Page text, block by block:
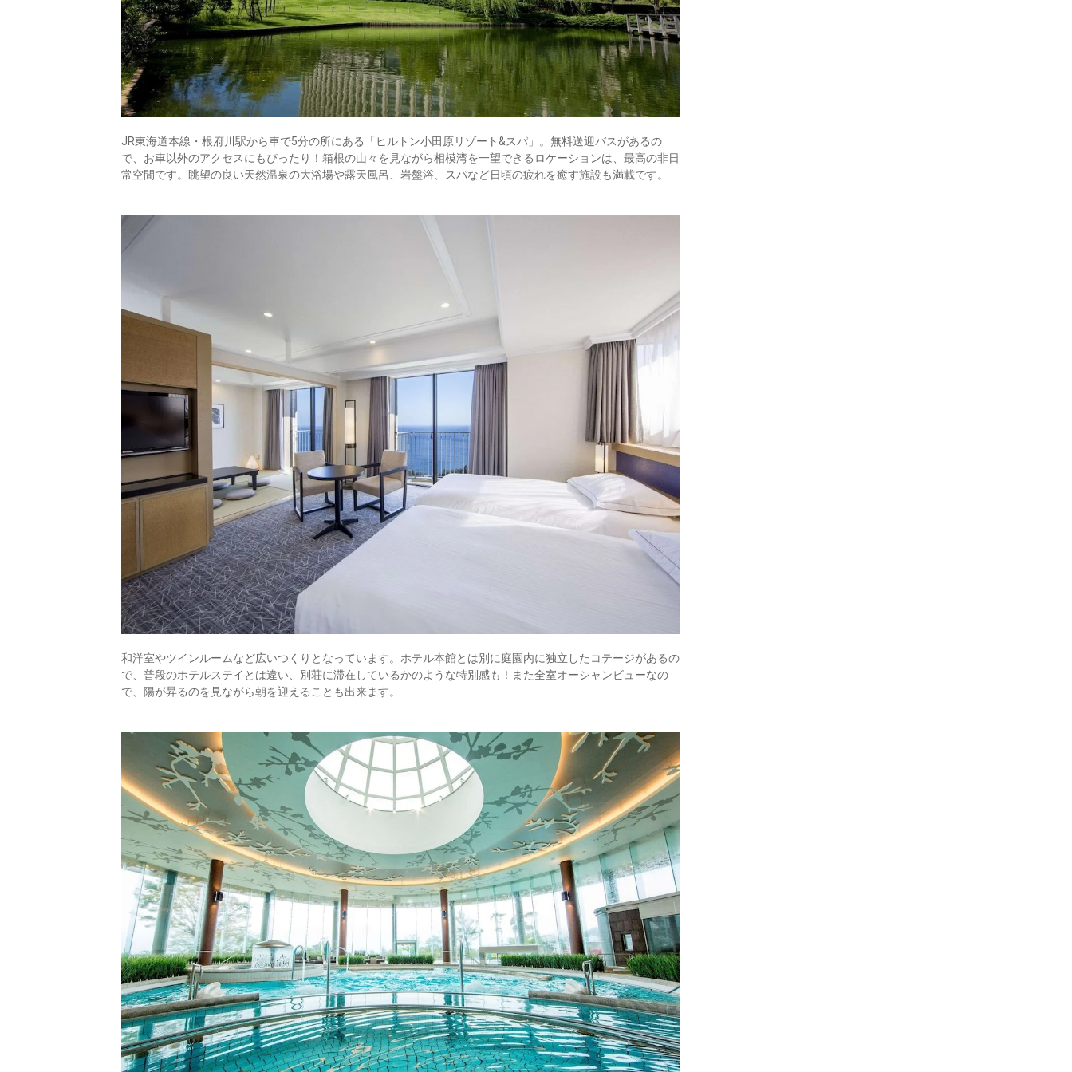
JR東海道本線・根府川駅から車で5分の所にある「ヒルトン小田原リゾート&スパ」。無料送迎バスがあるの
で、お車以外のアクセスにもぴったり！箱根の山々を見ながら相模湾を一望できるロケーションは、最高の非日
常空間です。眺望の良い天然温泉の大浴場や露天風呂、岩盤浴、スパなど日頃の疲れを癒す施設も満載です。
和洋室やツインルームなど広いつくりとなっています。ホテル本館とは別に庭園内に独立したコテージがあるの
で、普段のホテルステイとは違い、別荘に滞在しているかのような特別感も！また全室オーシャンビューなの
で、陽が昇るのを見ながら朝を迎えることも出来ます。